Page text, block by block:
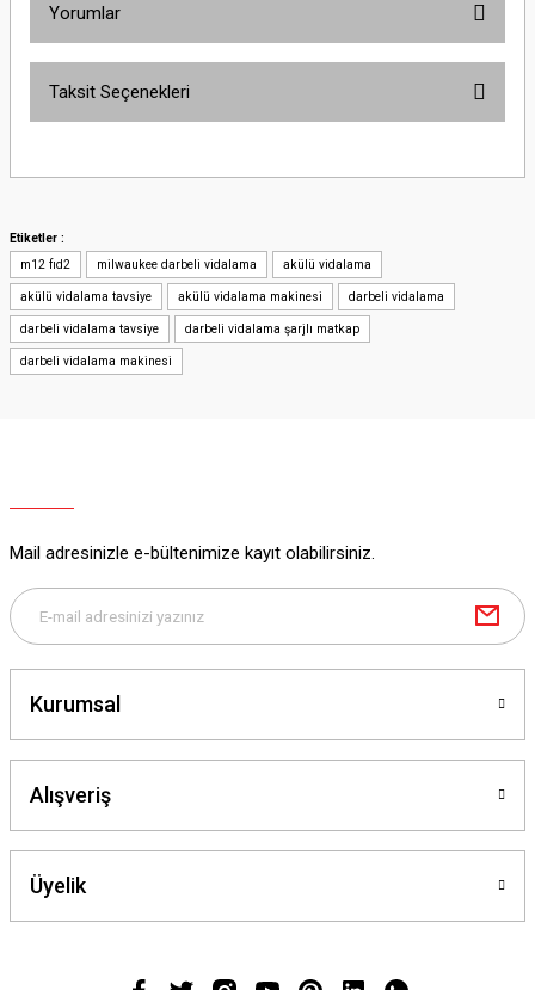
Yorumlar
Yorum Yaz
Taksit Seçenekleri
Etiketler :
m12 fıd2
milwaukee darbeli vidalama akülü vidalama
akülü vidalama tavsiye akülü vidalama makinesi darbeli vidalama
darbeli vidalama tavsiye darbeli vidalama şarjlı matkap
darbeli vidalama makinesi
Mail adresinizle e-bültenimize kayıt olabilirsiniz.
Kurumsal
Alışveriş
Üyelik